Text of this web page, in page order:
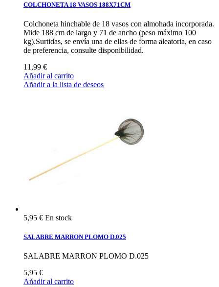
COLCHONETA 18 VASOS 188X71CM
Colchoneta hinchable de 18 vasos con almohada incorporada.
Mide 188 cm de largo y 71 de ancho (peso máximo 100
kg).Surtidas, se envía una de ellas de forma aleatoria, en caso
de preferencia, consulte disponibilidad.
11,99 €
Añadir al carrito
Añadir a la lista de deseos
5,95 € En stock
SALABRE MARRON PLOMO D.025
SALABRE MARRON PLOMO D.025
5,95 €
Añadir al carrito